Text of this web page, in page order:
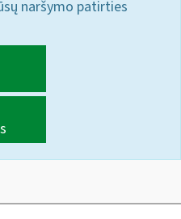
naršymo patirties